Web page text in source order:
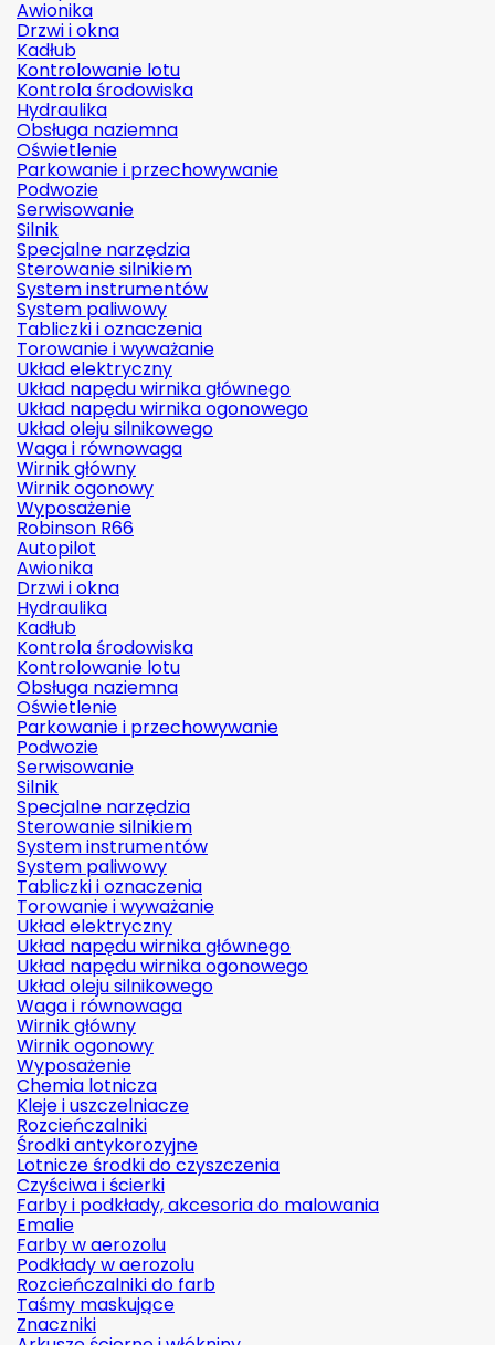
Awionika
Drzwi i okna
Kadłub
Kontrolowanie lotu
Kontrola środowiska
Hydraulika
Obsługa naziemna
Oświetlenie
Parkowanie i przechowywanie
Podwozie
Serwisowanie
Silnik
Specjalne narzędzia
Sterowanie silnikiem
System instrumentów
System paliwowy
Tabliczki i oznaczenia
Torowanie i wyważanie
Układ elektryczny
Układ napędu wirnika głównego
Układ napędu wirnika ogonowego
Układ oleju silnikowego
Waga i równowaga
Wirnik główny
Wirnik ogonowy
Wyposażenie
Robinson R66
Autopilot
Awionika
Drzwi i okna
Hydraulika
Kadłub
Kontrola środowiska
Kontrolowanie lotu
Obsługa naziemna
Oświetlenie
Parkowanie i przechowywanie
Podwozie
Serwisowanie
Silnik
Specjalne narzędzia
Sterowanie silnikiem
System instrumentów
System paliwowy
Tabliczki i oznaczenia
Torowanie i wyważanie
Układ elektryczny
Układ napędu wirnika głównego
Układ napędu wirnika ogonowego
Układ oleju silnikowego
Waga i równowaga
Wirnik główny
Wirnik ogonowy
Wyposażenie
Chemia lotnicza
Kleje i uszczelniacze
Rozcieńczalniki
Środki antykorozyjne
Lotnicze środki do czyszczenia
Czyściwa i ścierki
Farby i podkłady, akcesoria do malowania
Emalie
Farby w aerozolu
Podkłady w aerozolu
Rozcieńczalniki do farb
Taśmy maskujące
Znaczniki